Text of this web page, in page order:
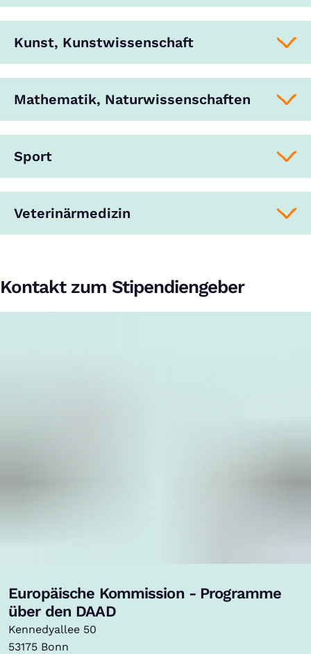
Kunst, Kunstwissenschaft
Mathematik, Naturwissenschaften
Sport
Veterinärmedizin
Kontakt zum Stipendiengeber
Europäische Kommission - Programme
über den DAAD
Kennedyallee 50
53175 Bonn